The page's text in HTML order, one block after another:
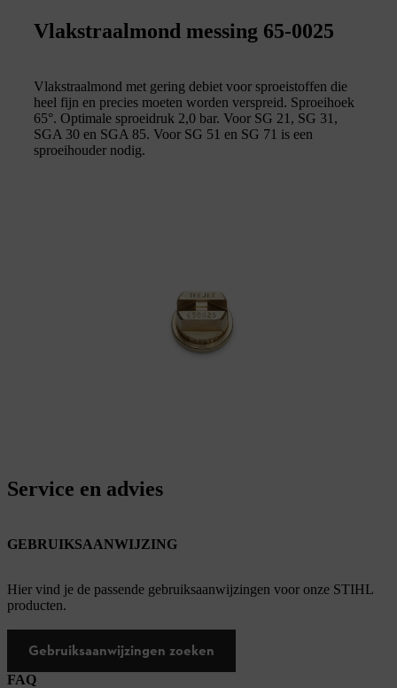
Vlakstraalmond messing 65-0025
Vlakstraalmond met gering debiet voor sproeistoffen die
heel fijn en precies moeten worden verspreid. Sproeihoek
65°. Optimale sproeidruk 2,0 bar. Voor SG 21, SG 31,
SGA 30 en SGA 85. Voor SG 51 en SG 71 is een
sproeihouder nodig.
Service en advies
GEBRUIKSAANWIJZING
Hier vind je de passende gebruiksaanwijzingen voor onze STIHL
producten.
Gebruiksaanwijzingen zoeken
FAQ